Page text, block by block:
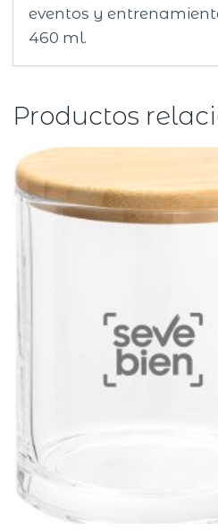
eventos y
460 ml.
Productos